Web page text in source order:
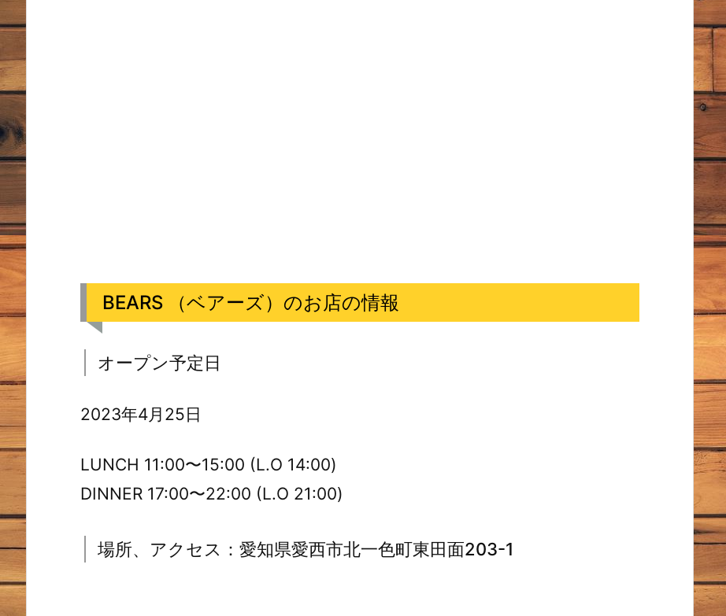
BEARS （ベアーズ）のお店の情報
オープン予定日
2023年4月25日
LUNCH 11:00〜15:00 (L.O 14:00)
DINNER 17:00〜22:00 (L.O 21:00)
場所、アクセス：愛知県愛西市北一色町東田面203-1